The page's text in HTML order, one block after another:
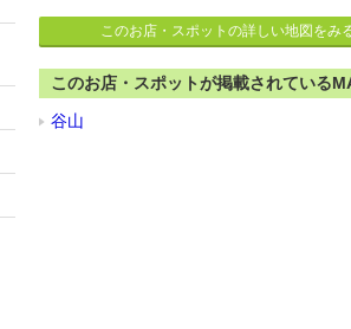
このお店・スポットの詳しい地図をみ
このお店・スポットが掲載されている
谷山